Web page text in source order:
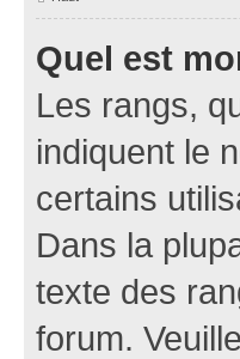
Quel est
Les rangs,
indiquent le
certains
Dans la
texte des
forum.